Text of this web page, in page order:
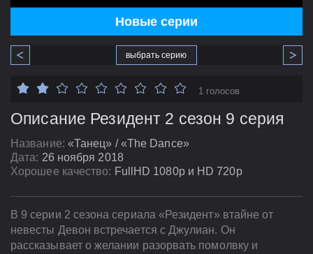
Новые серии
выбрать серию
Описание Резидент 2 сезон 9 серия
Название: «Танец» / «The Dance»
Дата: 26 ноября 2018
Хорошее качество: FullHD 1080p и HD 720p
1 голосов
В 9 серии 2 сезона сериала «Резидент» втайне от
невесты Девон встречается с Джулиан. Он
рассказывает о желании разорвать помолвку и